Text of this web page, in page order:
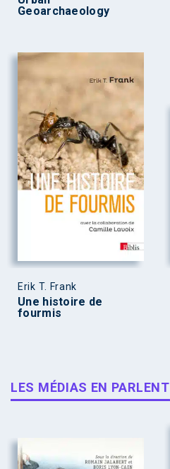
Geoarchaeology
Erik T. Frank
Une histoire de
fourmis
LES MÉDIAS EN PARLENT